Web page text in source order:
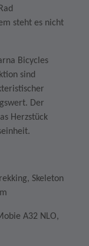
steht es nicht
Bicycles
sind
Der
Herzstück
Skeleton
NLO,